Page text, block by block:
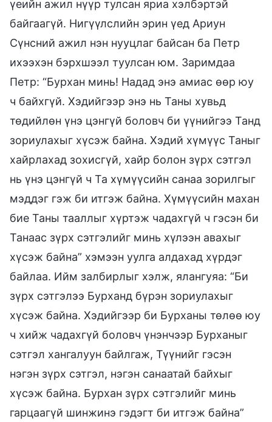
үеийн ажил нүүр тулсан яриа хэлбэртэй
байгаагүй. Нигүүлслийн эрин үед Ариун
Сүнсний ажил нэн нууцлаг байсан ба Петр
ихээхэн бэрхшээл туулсан юм. Заримдаа
Петр: “Бурхан минь! Надад энэ амиас өөр юу
ч байхгүй. Хэдийгээр энэ нь Таны хувьд
төдийлөн үнэ цэнгүй боловч би үүнийгээ Танд
зориулахыг хүсэж байна. Хэдий хүмүүс Таныг
хайрлахад зохисгүй, хайр болон зүрх сэтгэл
нь үнэ цэнгүй ч Та хүмүүсийн санаа зорилгыг
мэддэг гэж би итгэж байна. Хүмүүсийн махан
бие Таны тааллыг хүртэж чадахгүй ч гэсэн би
Танаас зүрх сэтгэлийг минь хүлээн авахыг
хүсэж байна” хэмээн уулга алдахад хүрдэг
байлаа. Ийм залбирлыг хэлж, ялангуяа: “Би
зүрх сэтгэлээ Бурханд бүрэн зориулахыг
хүсэж байна. Хэдийгээр би Бурханы төлөө юу
ч хийж чадахгүй боловч үнэнчээр Бурханыг
сэтгэл хангалуун байлгаж, Түүнийг гэсэн
нэгэн зүрх сэтгэл, нэгэн санаатай байхыг
хүсэж байна. Бурхан зүрх сэтгэлийг минь
гарцаагүй шинжинэ гэдэгт би итгэж байна”